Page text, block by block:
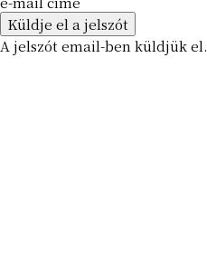
A jelszót email-ben küldjük el.